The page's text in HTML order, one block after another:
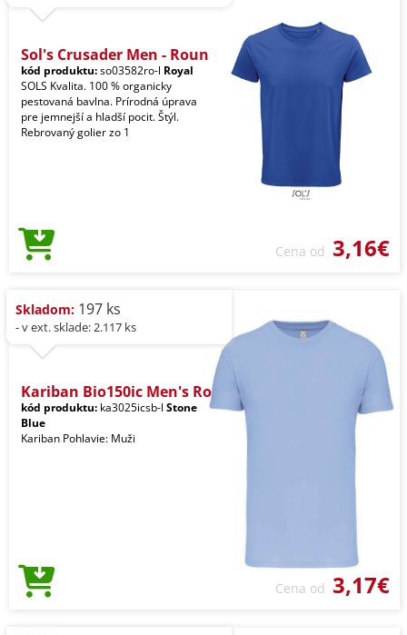
Sol's Crusader Men - Roun
kód produktu:so03582ro-l Royal
SOLS Kvalita. 100 % organicky
pestovaná bavlna. Prírodná úprava
pre jemnejší a hladší pocit. Štýl.
Rebrovaný golier zo 1
Cena od 3,16€
Skladom: 197 ks
- v ext. sklade: 2.117 ks
Kariban Bio150ic Men's Ro
kód produktu: ka3025icsb-l Stone
Blue
Kariban Pohlavie: Muži
Cena od 3,17€